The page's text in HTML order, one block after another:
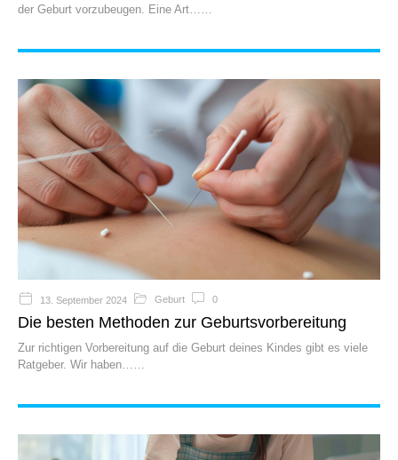
der Geburt vorzubeugen. Eine Art…
13. September 2024 Geburt 0
Die besten Methoden zur Geburtsvorbereitung
Zur richtigen Vorbereitung auf die Geburt deines Kindes gibt es viele
Ratgeber. Wir haben…